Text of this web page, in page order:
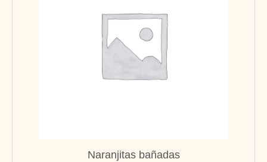
Naranjitas bañadas